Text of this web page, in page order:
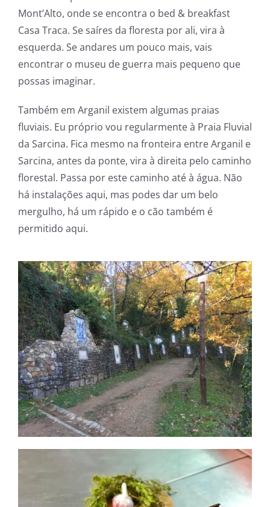
Mont’Alto, onde se encontra o bed & breakfast
Casa Traca. Se saíres da floresta por ali, vira à
esquerda. Se andares um pouco mais, vais
encontrar o museu de guerra mais pequeno que
possas imaginar.
Também em Arganil existem algumas praias
fluviais. Eu próprio vou regularmente à Praia Fluvial
da Sarcina. Fica mesmo na fronteira entre Arganil e
Sarcina, antes da ponte, vira à direita pelo caminho
florestal. Passa por este caminho até à água. Não
há instalações aqui, mas podes dar um belo
mergulho, há um rápido e o cão também é
permitido aqui.